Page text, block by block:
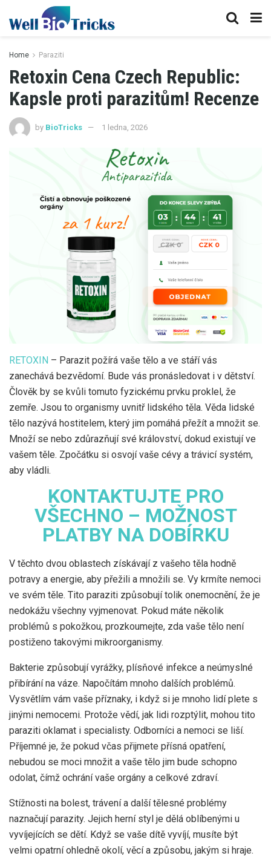
Home Paraziti
Retoxin Cena Czech Republic:
Kapsle proti parazitům! Recenze
by BioTricks 1 ledna, 2026
RETOXIN – Parazit požírá vaše tělo a ve stáří vás
zanechává bezvědomí. Bude vás pronásledovat i v dětství.
Člověk by se kvůli tomuto fyzickému prvku proklel, že
zemře. Jsou to organismy uvnitř lidského těla. Věda lidské
tělo nazývá hostitelem, který jim pomáhá přežít a množit se.
Množí se nebo zdůrazňují své království, dokud existují ve
vašem těle. Zpočátku si osvojí vaše cévy a trávicí systém,
aby vládli.
KONTAKTUJTE PRO
VŠECHNO – MOŽNOST
PLATBY NA DOBÍRKU
V těchto dvou oblastech získávají z vašeho těla hodně
potravy a energie, aby přežili a množili se. Vy krmíte nemoci
ve svém těle. Tito paraziti způsobují tolik onemocnění, že je
nedokážu všechny vyjmenovat. Pokud máte několik
problémů s pokožkou, prozkoumejte, zda vaše tělo není
postiženo takovými mikroorganismy.
Bakterie způsobují vyrážky, plísňové infekce a neúmyslné
přibírání na váze. Napočítám mnoho dalších problémů.
Vysvětlím vám vaše příznaky, i když si je mnoho lidí plete s
jinými nemocemi. Protože vědí, jak lidi rozptýlit, mohou tito
paraziti oklamat i specialisty. Odborníci a nemoci se liší.
Příjemné je, že pokud včas přijmete přísná opatření,
nebudou se moci množit a vaše tělo jim bude schopno
odolat, čímž ochrání vaše orgány a celkové zdraví.
Stížnosti na bolest, trávení a další tělesné problémy
naznačují parazity. Jejich herní styl je dělá oblíbenými u
vyvíjejících se dětí. Když se vaše dítě vyvíjí, musíte být
velmi opatrní ohledně okolí, věcí a způsobu, jakým si hraje.